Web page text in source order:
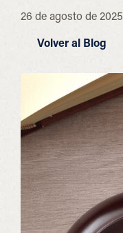
26 de agosto de 2025
Volver al Blog